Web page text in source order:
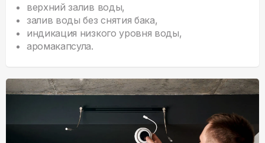
верхний залив воды,
залив воды без снятия бака,
индикация низкого уровня воды,
аромакапсула.